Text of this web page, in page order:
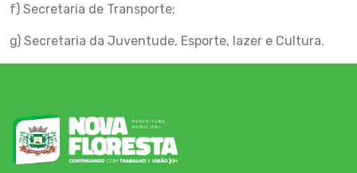
f) Secretaria de Transporte;
g) Secretaria da Juventude, Esporte, lazer e Cultura.